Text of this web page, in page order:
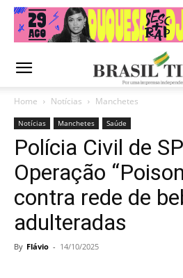
Home Notícias Manchetes
Notícias Manchetes Saúde
Polícia Civil de
Operação
contra rede de
adulteradas
By Flávio - 14/10/2025